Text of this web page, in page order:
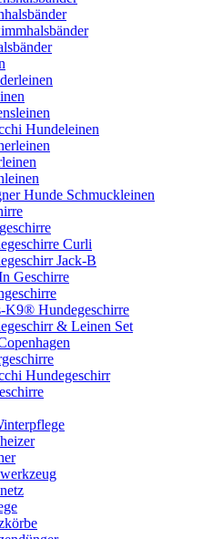
Hundeleinen
Hunde Schmuckleinen
Curli
Jack-B
Geschirre
K9® Hundegeschirre
& Leinen Set
Hundegeschirr